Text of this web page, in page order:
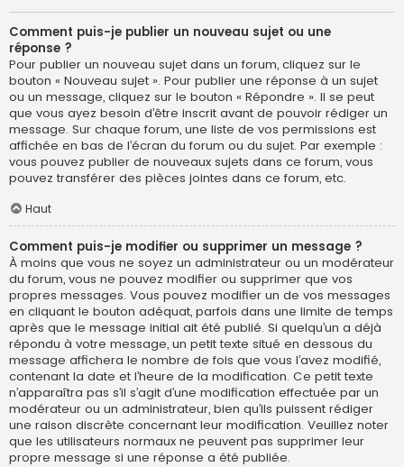
Comment puis-je publier un nouveau sujet ou une
réponse ?
Pour publier un nouveau sujet dans un forum, cliquez sur le
bouton « Nouveau sujet ». Pour publier une réponse à un sujet
ou un message, cliquez sur le bouton « Répondre ». Il se peut
que vous ayez besoin d’être inscrit avant de pouvoir rédiger un
message. Sur chaque forum, une liste de vos permissions est
affichée en bas de l’écran du forum ou du sujet. Par exemple :
vous pouvez publier de nouveaux sujets dans ce forum, vous
pouvez transférer des pièces jointes dans ce forum, etc.
Haut
Comment puis-je modifier ou supprimer un message ?
À moins que vous ne soyez un administrateur ou un modérateur
du forum, vous ne pouvez modifier ou supprimer que vos
propres messages. Vous pouvez modifier un de vos messages
en cliquant le bouton adéquat, parfois dans une limite de temps
après que le message initial ait été publié. Si quelqu’un a déjà
répondu à votre message, un petit texte situé en dessous du
message affichera le nombre de fois que vous l’avez modifié,
contenant la date et l’heure de la modification. Ce petit texte
n’apparaîtra pas s’il s’agit d’une modification effectuée par un
modérateur ou un administrateur, bien qu’ils puissent rédiger
une raison discrète concernant leur modification. Veuillez noter
que les utilisateurs normaux ne peuvent pas supprimer leur
propre message si une réponse a été publiée.